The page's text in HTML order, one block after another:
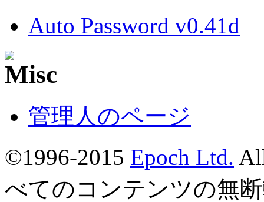
Auto Password v0.41d
管理人のページ
©1996-2015 Epoch Ltd.
べてのコンテンツの無